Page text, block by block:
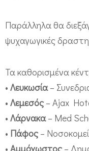
Θ
η
α
σ
μ
ό
ς
Παράλληλα θα
ψυχαγωγικές
Τα καθορισμένα
• Λευκωσία–
• Λεμεσός– Ajax
• Λάρνακα– Med
• Πάφος–